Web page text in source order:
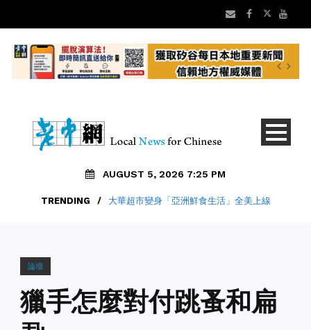
AUGUST 5, 2026 7:25 PM
TRENDING / 大華超市變身「亞洲鮮食生活」全美上線
論壇
獵手怎麼對付跳蚤和扁